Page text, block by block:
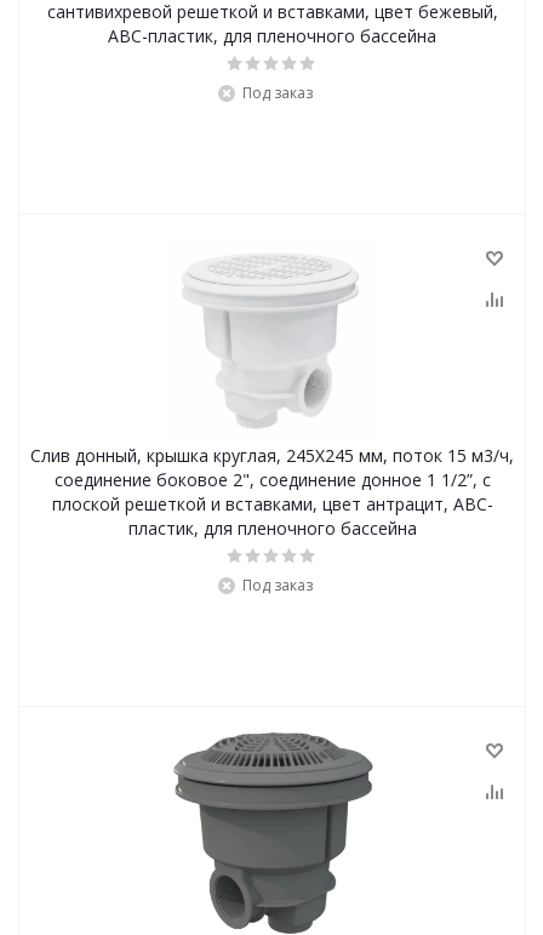
сантивихревой решеткой и вставками, цвет бежевый,
ABC-пластик, для пленочного бассейна
Под заказ
Слив донный, крышка круглая, 245Х245 мм, поток 15 м3/ч,
соединение боковое 2", соединение донное 1 1/2”, с
плоской решеткой и вставками, цвет антрацит, ABC-
пластик, для пленочного бассейна
Под заказ